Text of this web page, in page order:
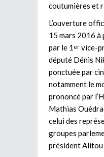
coutumières et
L’ouverture
15 mars 2016 à
par le 1 er vice-
député Dénis
ponctuée par
notamment le
prononcé par
Mathias
celui des
groupes
président Alitou